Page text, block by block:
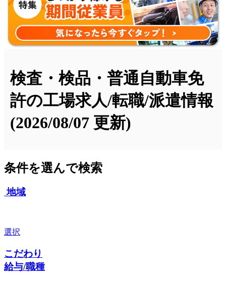
検査・検品・普通自動車免
許の工場求人/転職/派遣情報
(2026/08/07 更新)
条件を選んで検索
地域
選択
こだわり
給与/職種